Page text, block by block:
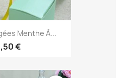
Menthe À...
€